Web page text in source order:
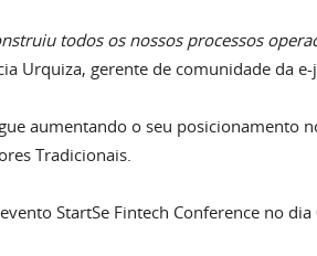
todos os nossos processos
Urquiza, gerente de comunidade da e-
aumentando o seu
Tradicionais.
StartSe Fintech Conference no